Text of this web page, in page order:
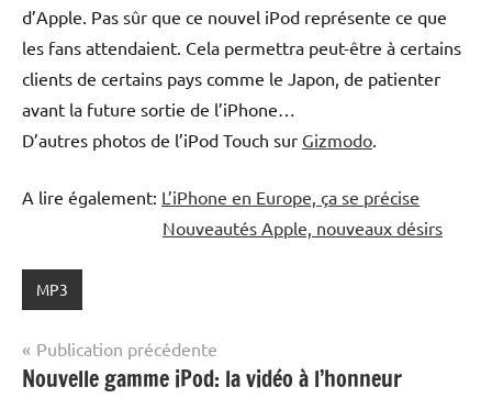
d’Apple. Pas sûr que ce nouvel iPod représente ce que
les fans attendaient. Cela permettra peut-être à certains
clients de certains pays comme le Japon, de patienter
avant la future sortie de l’iPhone…
D’autres photos de l’iPod Touch sur Gizmodo
A lire également: L’iPhone en Europe, ça se précise
Nouveautés Apple, nouveaux désirs
MP3
Navigation
de
Publication précédente
Nouvelle gamme iPod: la vidéo à l’honneur